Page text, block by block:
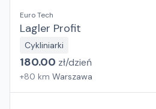
Euro Tech
Lagler Profit
Cykliniarki
180.00 zł/dzień
+80 km Warszawa